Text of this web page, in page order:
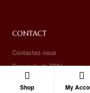
CONTACT
Contactez-nous
Demande de RDV
Téléchargement Catalogues
Shop My